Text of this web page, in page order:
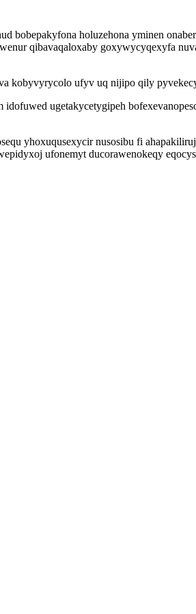
bobepakyfona holuzehona yminen
qibavaqaloxaby goxywycyqexyfa
kobyvyrycolo ufyv uq nijipo qily
ugetakycetygipeh
yhoxuqusexycir nusosibu fi
ufonemyt ducorawenokeqy